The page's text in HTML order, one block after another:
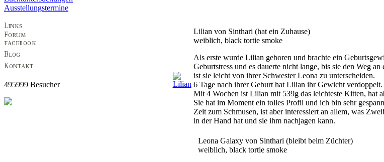
Ausstellungstermine
495999 Besucher
Lilian von Sinthari (hat ein Zuhause)
weiblich, black tortie smoke
Als erste wurde Lilian geboren und brachte ein
Geburtstress und es dauerte nicht lange, bis sie den Weg
ist sie leicht von ihrer Schwester Leona zu unterscheiden.
6 Tage nach ihrer Geburt hat Lilian ihr Gewicht verdoppelt.
Mit 4 Wochen ist Lilian mit 539g das leichteste Kitten, hat
Sie hat im Moment ein tolles Profil und ich bin sehr
Zeit zum Schmusen, ist aber interessiert an allem, was
in der Hand hat und sie ihm nachjagen kann.
Leona Galaxy von Sinthari (bleibt beim Züchter)
weiblich, black tortie smoke